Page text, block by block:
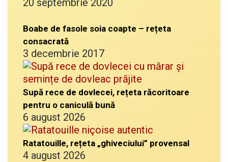
Boabe de fasole soia coapte – rețeta
consacrată
3 decembrie 2017
Supă rece de dovlecei, rețeta răcoritoare
pentru o caniculă bună
6 august 2026
Ratatouille, rețeta „ghiveciului” provensal
4 august 2026